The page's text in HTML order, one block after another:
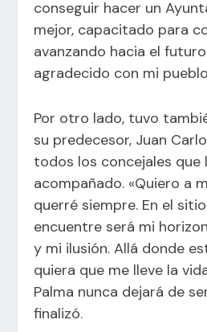
conseguir hacer un
mejor, capacitado para
avanzando hacia el
agradecido con mi
Por otro lado, tuvo
su predecesor, Juan
todos los concejales que
acompañado. «Quiero a
querré siempre. En el
encuentre será mi
y mi ilusión. Allá donde
quiera que me lleve la
Palma nunca dejará de
finalizó.